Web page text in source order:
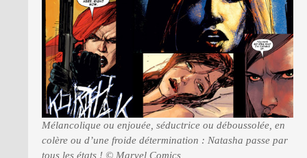
Mélancolique ou enjouée, séductrice ou déboussolée, en
colère ou d’une froide détermination : Natasha passe par
tous les états ! © Marvel Comics